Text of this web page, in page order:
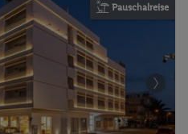
Pauschalreise